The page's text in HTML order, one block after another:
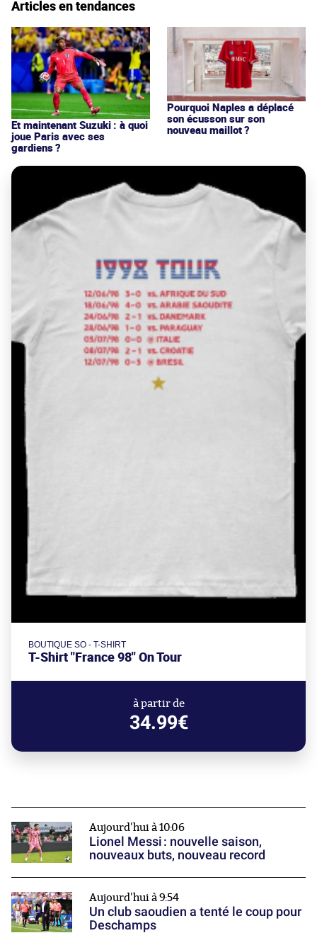
Articles en tendances
Et maintenant Suzuki : à quoi
joue Paris avec ses
gardiens ?
Pourquoi Naples a déplacé
son écusson sur son
nouveau maillot ?
BOUTIQUE SO - T-SHIRT
T-Shirt "France 98" On Tour
à partir de
34.99€
Aujourd'hui à 10:06
Lionel Messi : nouvelle saison,
nouveaux buts, nouveau record
Aujourd'hui à 9:54
Un club saoudien a tenté le coup pour
Deschamps